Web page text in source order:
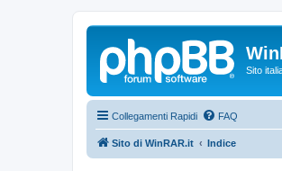
Sito
Collegamenti Rapidi FAQ
Sito di WinRAR.it Indice